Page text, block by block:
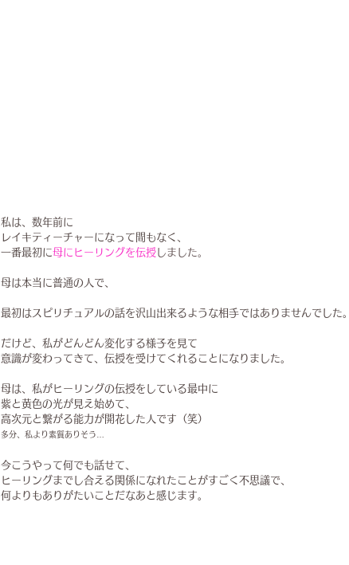
私は、数年前に
レイキティーチャーになって間もなく、
一番最初に母にヒーリングを伝授 しました。
母は本当に普通の人で、
最初はスピリチュアルの話を沢山出来るような相手ではありませんでした。
だけど、私がどんどん変化する様子を見て
意識が変わってきて、伝授を受けてくれることになりました。
母は、私がヒーリングの伝授をしている最中に
紫と黄色の光が見え始めて、
高次元と繋がる能力が開花した人です（笑）
多分、私より素質ありそう…
今こうやって何でも話せて、
ヒーリングまでし合える関係になれたことがすごく不思議で、
何よりもありがたいことだなあと感じます。